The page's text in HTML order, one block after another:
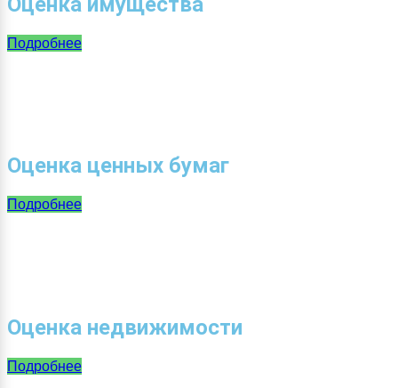
Подробнее
Оценка ценных бумаг
Подробнее
Оценка недвижимости
Подробнее